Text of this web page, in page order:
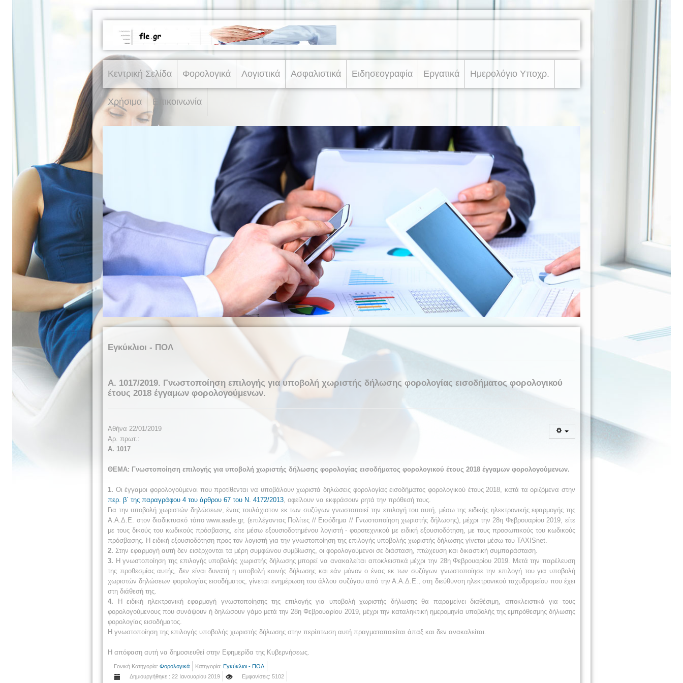
Κεντρική Σελίδα Φορολογικά Λογιστικά Ασφαλιστικά Ειδησεογραφία Εργατικά Ημερολόγιο Υποχρ.
Χρήσιμα Επικοινωνία
Εγκύκλιοι - ΠΟΛ
Α. 1017/2019. Γνωστοποίηση επιλογής για υποβολή χωριστής δήλωσης φορολογίας εισοδήματος φορολογικού
έτους 2018 έγγαμων φορολογούμενων.
Αθήνα 22/01/2019
Αρ. πρωτ.:
Α. 1017
ΘΕΜΑ: Γνωστοποίηση επιλογής για υποβολή χωριστής δήλωσης φορολογίας εισοδήματος φορολογικού έτους 2018 έγγαμων φορολογούμενων.
1. Οι έγγαμοι φορολογούμενοι που προτίθενται να υποβάλουν χωριστά δηλώσεις φορολογίας εισοδήματος φορολογικού έτους 2018, κατά τα οριζόμενα στην
περ. β΄ της παραγράφου 4 του άρθρου 67 του Ν. 4172/2013 , οφείλουν να εκφράσουν ρητά την πρόθεσή τους.
Για την υποβολή χωριστών δηλώσεων, ένας τουλάχιστον εκ των συζύγων γνωστοποιεί την επιλογή του αυτή, μέσω της ειδικής ηλεκτρονικής εφαρμογής της
Α.Α.Δ.Ε. στον διαδικτυακό τόπο www.aade.gr, (επιλέγοντας Πολίτες // Εισόδημα // Γνωστοποίηση χωριστής δήλωσης), μέχρι την 28η Φεβρουαρίου 2019, είτε
με τους δικούς του κωδικούς πρόσβασης, είτε μέσω εξουσιοδοτημένου λογιστή - φοροτεχνικού με ειδική εξουσιοδότηση, με τους προσωπικούς του κωδικούς
πρόσβασης. Η ειδική εξουσιοδότηση προς τον λογιστή για την γνωστοποίηση της επιλογής υποβολής χωριστής δήλωσης γίνεται μέσω του TAXISnet.
2. Στην εφαρμογή αυτή δεν εισέρχονται τα μέρη συμφώνου συμβίωσης, οι φορολογούμενοι σε διάσταση, πτώχευση και δικαστική συμπαράσταση.
3. Η γνωστοποίηση της επιλογής υποβολής χωριστής δήλωσης μπορεί να ανακαλείται αποκλειστικά μέχρι την 28η Φεβρουαρίου 2019. Μετά την παρέλευση
της προθεσμίας αυτής, δεν είναι δυνατή η υποβολή κοινής δήλωσης και εάν μόνον ο ένας εκ των συζύγων γνωστοποίησε την επιλογή του για υποβολή
χωριστών δηλώσεων φορολογίας εισοδήματος, γίνεται ενημέρωση του άλλου συζύγου από την Α.Α.Δ.Ε., στη διεύθυνση ηλεκτρονικού ταχυδρομείου που έχει
στη διάθεσή της.
4. Η ειδική ηλεκτρονική εφαρμογή γνωστοποίησης της επιλογής για υποβολή χωριστής δήλωσης θα παραμείνει διαθέσιμη, αποκλειστικά για τους
φορολογούμενους που συνάψουν ή δηλώσουν γάμο μετά την 28η Φεβρουαρίου 2019, μέχρι την καταληκτική ημερομηνία υποβολής της εμπρόθεσμης δήλωσης
φορολογίας εισοδήματος.
Η γνωστοποίηση της επιλογής υποβολής χωριστής δήλωσης στην περίπτωση αυτή πραγματοποιείται άπαξ και δεν ανακαλείται.
Η απόφαση αυτή να δημοσιευθεί στην Εφημερίδα της Κυβερνήσεως.
Γονική Κατηγορία: Φορολογικά Κατηγορία: Εγκύκλιοι - ΠΟΛ
Δημιουργήθηκε : 22 Ιανουαρίου 2019
Εμφανίσεις: 5102